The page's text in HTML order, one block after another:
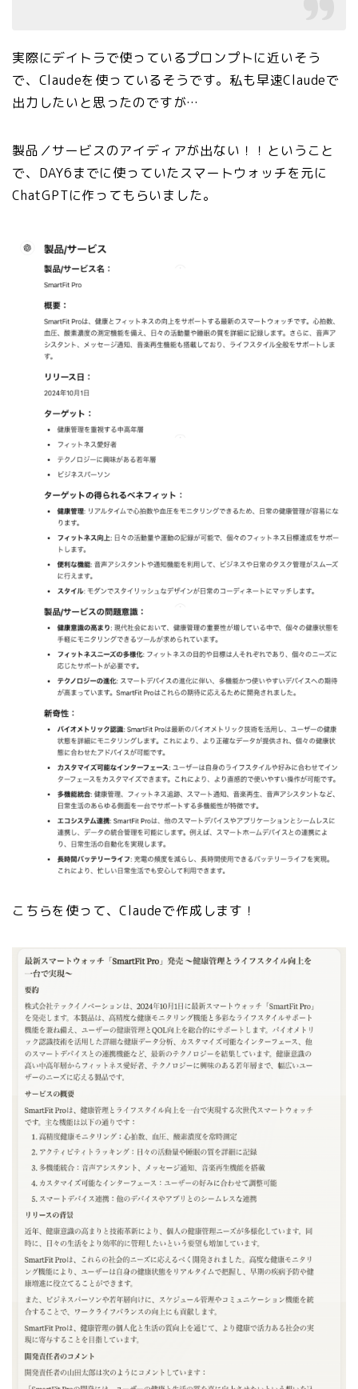
実際にデイトラで使っているプロンプトに近いそう
で、Claudeを使っているそうです。私も早速Claudeで
出力したいと思ったのですが…
製品／サービスのアイディアが出ない！！ということ
で、DAY6までに使っていたスマートウォッチを元に
ChatGPTに作ってもらいました。
こちらを使って、Claudeで作成します！